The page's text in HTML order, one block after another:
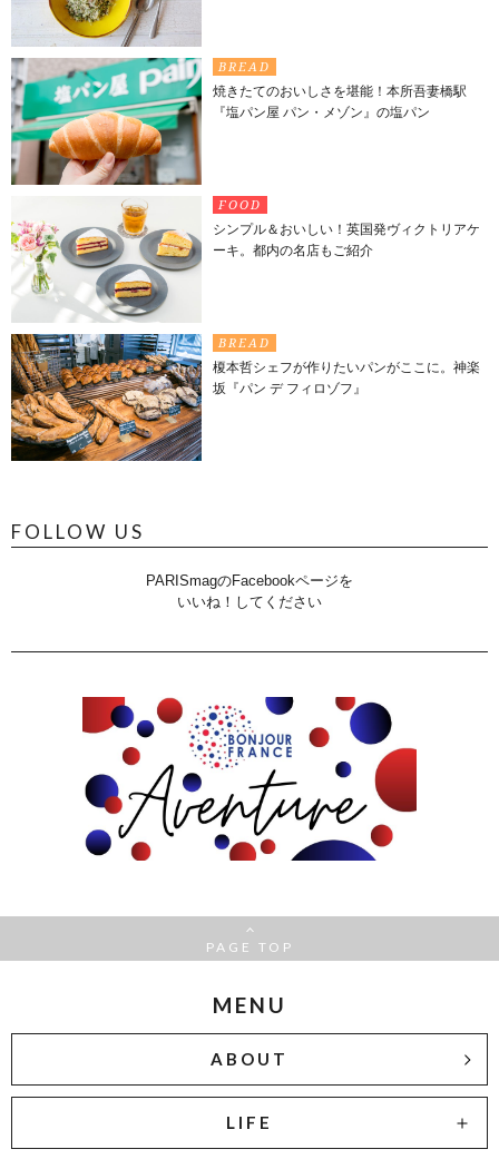
BREAD
焼きたてのおいしさを堪能！本所吾妻橋駅
『塩パン屋 パン・メゾン』の塩パン
FOOD
シンプル＆おいしい！英国発ヴィクトリアケ
ーキ。都内の名店もご紹介
BREAD
榎本哲シェフが作りたいパンがここに。神楽
坂『パン デ フィロゾフ』
FOLLOW US
PARISmagのFacebookページを
いいね！してください
PAGE TOP
MENU
ABOUT
LIFE